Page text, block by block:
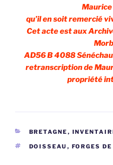
Maurice
qu’il en soit remercié
Cet acte est aux
AD56 B 4088
retranscription de
propriété
CATÉGORIES
BRETAGNE ,
ÉTIQUETTES
DOISSEAU , FORGES